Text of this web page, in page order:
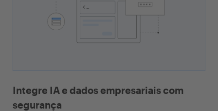
Integre IA e dados empresariais com
segurança